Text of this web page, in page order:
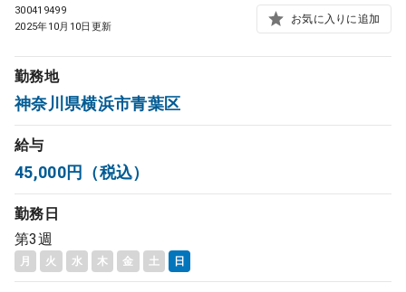
常勤検索 転職
非常勤検索
スポット検索
DtoDの転職・アルバイト支援
コンサルタント
成功事例
300419499
2025年10月10日更新
お気に入りに追加
勤務地
神奈川県横浜市青葉区
給与
45,000円（税込）
勤務日
第3週
月 火 水 木 金 土 日